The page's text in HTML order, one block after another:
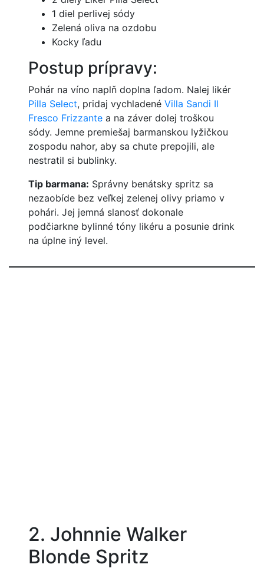
1 diel perlivej sódy
Zelená oliva na ozdobu
Kocky ľadu
Postup prípravy:
Pohár na víno naplň doplna ľadom. Nalej likér
Pilla Select, pridaj vychladenéVilla Sandi Il
Fresco Frizzante a na záver dolej troškou
sódy. Jemne premiešaj barmanskou lyžičkou
zospodu nahor, aby sa chute prepojili, ale
nestratil si bublinky.
Tip barmana: Správny benátsky spritz sa
nezaobíde bez veľkej zelenej olivy priamo v
pohári. Jej jemná slanosť dokonale
podčiarkne bylinné tóny likéru a posunie drink
na úplne iný level.
2. Johnnie Walker
Blonde Spritz